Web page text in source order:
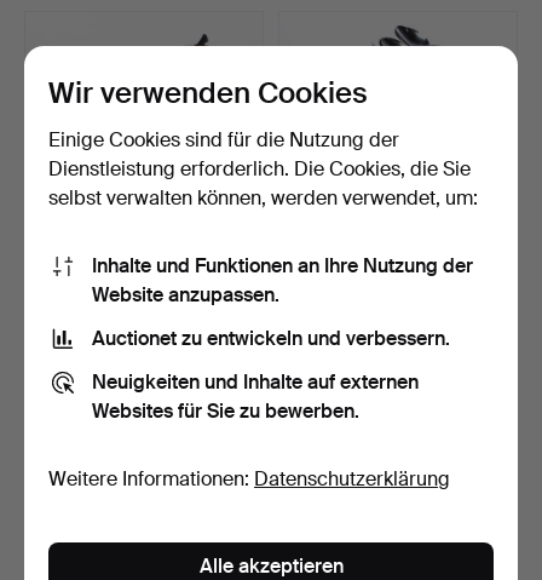
WERKZEUG /
ELEKTROWERKZEUGE,
ein Posten.
11 Gebote
90 USD
BESTECK, 20 Teile,
32 USD
Wir verwenden Cookies
Einige Cookies sind für die Nutzung der
Dienstleistung erforderlich. Die Cookies, die Sie
selbst verwalten können, werden verwendet, um:
Inhalte und Funktionen an Ihre Nutzung der
Website anzupassen.
Auctionet zu entwickeln und verbessern.
Neuigkeiten und Inhalte auf externen
Websites für Sie zu bewerben.
Weitere Informationen: Datenschutzerklärung
Alle akzeptieren